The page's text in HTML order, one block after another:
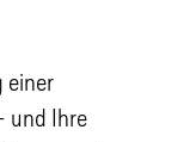
einer
und Ihre